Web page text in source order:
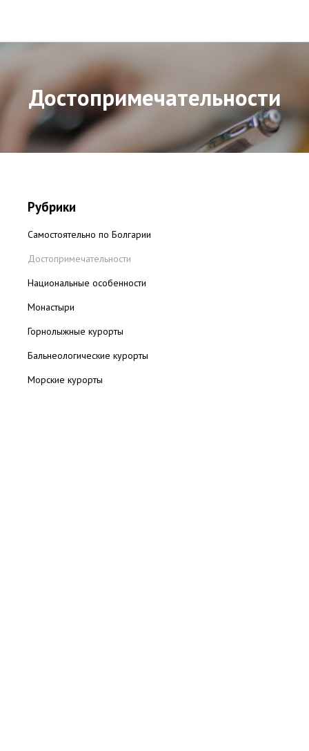
Достопримечательности
Рубрики
Самостоятельно по Болгарии
Достопримечательности
Национальные особенности
Монастыри
Горнолыжные курорты
Бальнеологические курорты
Морские курорты